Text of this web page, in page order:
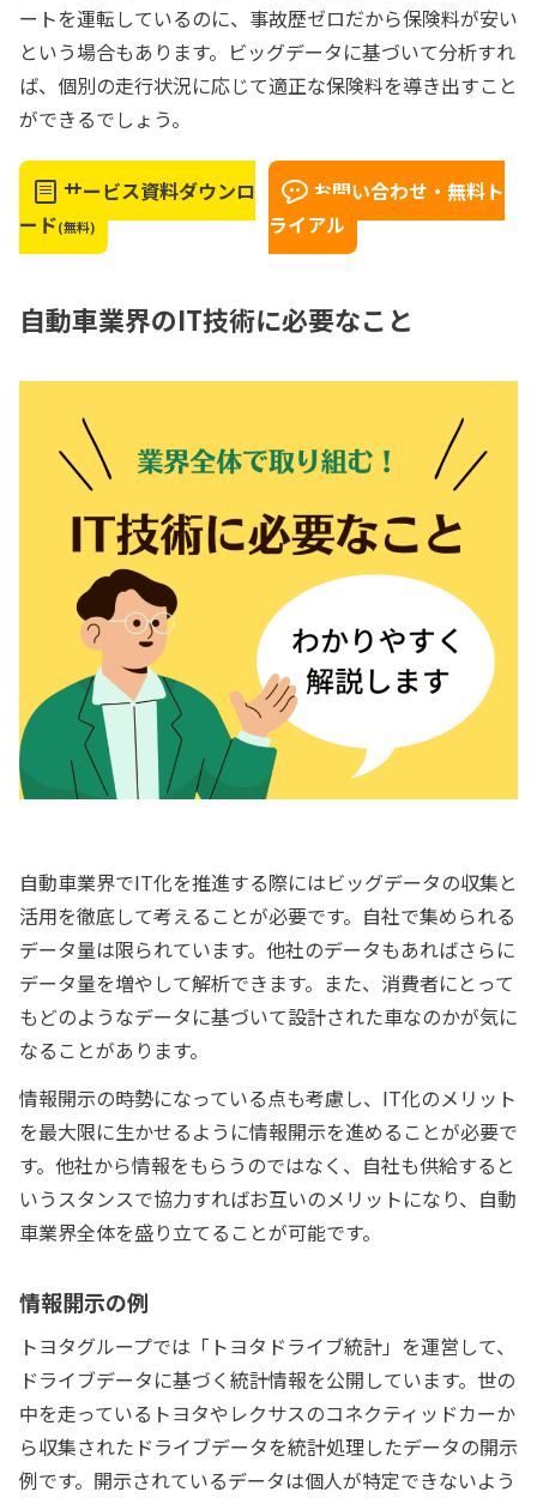
ートを運転しているのに、事故歴ゼロだから保険料が安い
という場合もあります。ビッグデータに基づいて分析すれ
ば、個別の走行状況に応じて適正な保険料を導き出すこと
ができるでしょう。
サービス資料ダウンロ
ード(無料)
お問い合わせ・無料ト
ライアル
自動車業界のIT技術に必要なこと
自動車業界でIT化を推進する際にはビッグデータの収集と
活用を徹底して考えることが必要です。自社で集められる
データ量は限られています。他社のデータもあればさらに
データ量を増やして解析できます。また、消費者にとって
もどのようなデータに基づいて設計された車なのかが気に
なることがあります。
情報開示の時勢になっている点も考慮し、IT化のメリット
を最大限に生かせるように情報開示を進めることが必要で
す。他社から情報をもらうのではなく、自社も供給すると
いうスタンスで協力すればお互いのメリットになり、自動
車業界全体を盛り立てることが可能です。
情報開示の例
トヨタグループでは「トヨタドライブ統計」を運営して、
ドライブデータに基づく統計情報を公開しています。世の
中を走っているトヨタやレクサスのコネクティッドカーか
ら収集されたドライブデータを統計処理したデータの開示
例です。開示されているデータは個人が特定できないよう